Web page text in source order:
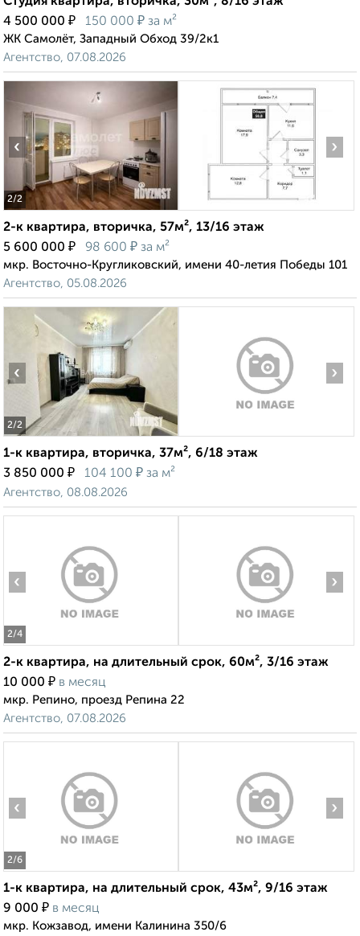
4 500 000 ₽ 150 000 ₽ за м²
ЖК Самолёт, Западный Обход 39/2к1
Агентство, 07.08.2026
2/2
‹ ›
2-к квартира, вторичка, 57м², 13/16 этаж
5 600 000 ₽ 98 600 ₽ за м²
мкр. Восточно-Кругликовский, имени 40-летия Победы 101
Агентство, 05.08.2026
2/2
‹ ›
1-к квартира, вторичка, 37м², 6/18 этаж
3 850 000 ₽ 104 100 ₽ за м²
Агентство, 08.08.2026
2/4
‹ ›
2-к квартира, на длительный срок, 60м², 3/16 этаж
10 000 ₽ в месяц
мкр. Репино, проезд Репина 22
Агентство, 07.08.2026
2/6
‹ ›
1-к квартира, на длительный срок, 43м², 9/16 этаж
9 000 ₽ в месяц
мкр. Кожзавод, имени Калинина 350/6